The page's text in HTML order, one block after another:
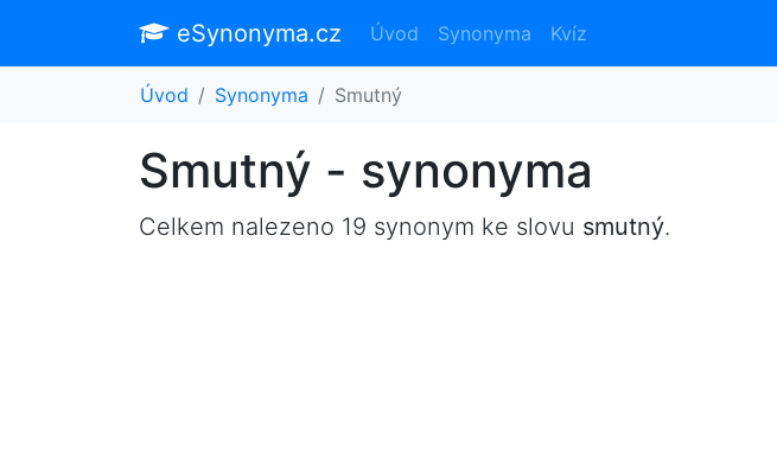
eSynonyma.cz Úvod Synonyma Kvíz
Úvod Synonyma Smutný
Smutný - synonyma
Celkem nalezeno 19 synonym ke slovu smutný.